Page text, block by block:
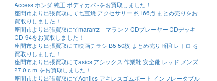
Access ホンダ 純正 ボディカバ -をお買取しました！
座間市より出張買取にて七宝焼 アクセサリー 約166点 まとめ売りをお
買取りしました！
座間市より出張買取にてmarantz マランツ CDプレーヤー CDデッキ
CD-94をお買取しました！
座間市より出張買取にて映画チラシ B5 50枚 まとめ売り 昭和レトロ を
買取りしました！
座間市より出張買取にてasics アシックス 作業靴 安全靴 レッド メンズ
27.0ｃｍ をお買取しました！
座間市より出張買取にてAcniles アキレスゴムボート インフレータブル